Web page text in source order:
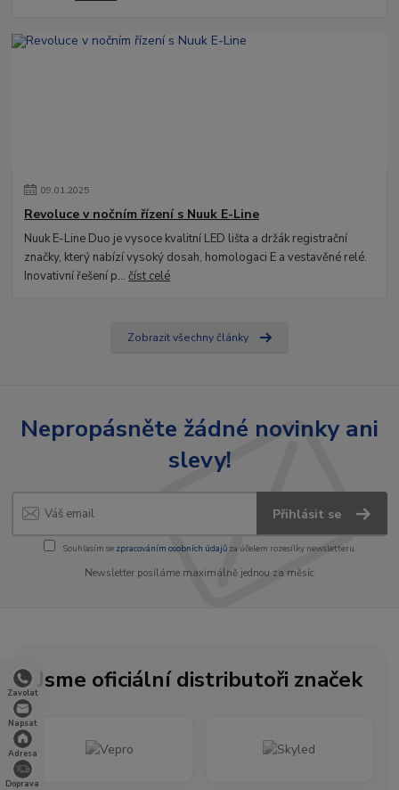
Zavolat
Napsat
Adresa
Doprava
09.01.2025
Revoluce v nočním řízení s Nuuk E-Line
Nuuk E-Line Duo je vysoce kvalitní LED lišta a držák registrační
značky, který nabízí vysoký dosah, homologaci E a vestavěné relé.
Inovativní řešení p...číst celé
Zobrazit všechny články
Nepropásněte žádné novinky ani
slevy!
Přihlásit se
Souhlasím se zpracováním osobních údajůza účelem rozesílky newsletteru.
Newsletter posíláme maximálně jednou za měsíc
Jsme oficiální distributoři značek